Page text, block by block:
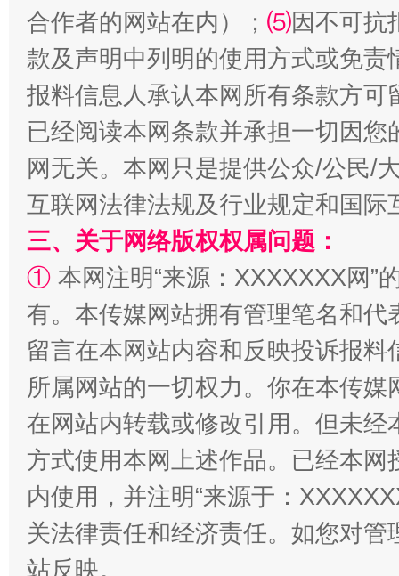
揭批美国五大"原罪" "炒
解纷+调解+退费，一次搞定
合作者的网站在内）； ⑸因不可抗
款及声明中列明的使用方式或免责
报料信息人承认本网所有条款方
已经阅读本网条款并承担一切因
网无关。本网只是提供公众/公民/
互联网法律法规及行业规定和国
三、关于网络版权权属问题：
① 本网注明“来源：XXXXXXX网”
有。本传媒网站拥有管理笔名和
留言在本网站内容和反映投诉报
所属网站的一切权力。你在本传
在网站内转载或修改引用。但未
方式使用本网上述作品。已经本
内使用，并注明“来源于：
关法律责任和经济责任。如您对
站反映。